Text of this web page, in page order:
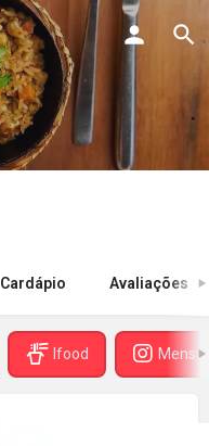
Cardápio Avaliações
Ifood